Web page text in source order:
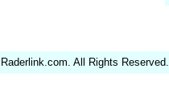
All Rights Reserved.